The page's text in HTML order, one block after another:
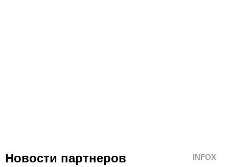
Новости партнеров INFOX